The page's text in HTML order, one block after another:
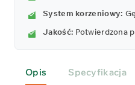
System korzeniowy:
Jakość: Potwierdzona
Opis Specyfikacja